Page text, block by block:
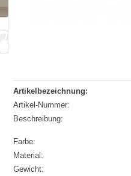
Artikelbezeichnung:
Artikel-Nummer:
Beschreibung:
Farbe:
Material:
Gewicht: